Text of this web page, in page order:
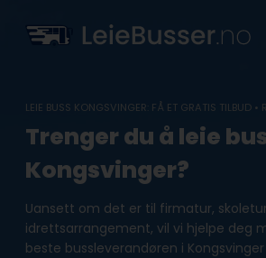
content
LEIE BUSS KONGSVINGER: FÅ ET GRATIS TILBUD •
Trenger du å leie
Kongsvinger?
Uansett om det er til firmatur,
idrettsarrangement, vil vi hjelpe deg
beste bussleverandøren i